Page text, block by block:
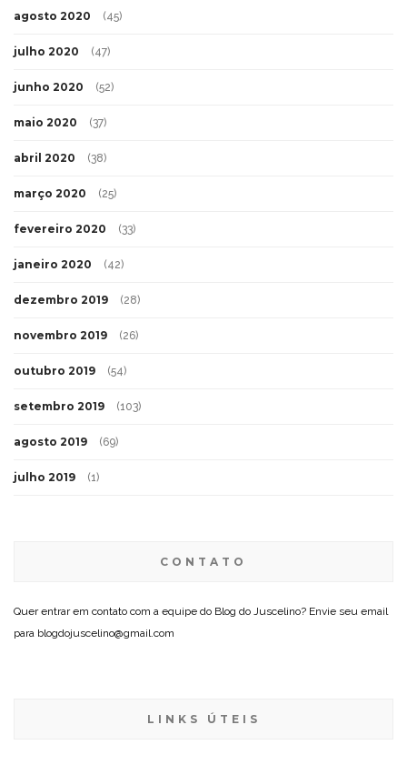
agosto 2020 (45)
julho 2020 (47)
junho 2020 (52)
maio 2020 (37)
abril 2020 (38)
março 2020 (25)
fevereiro 2020 (33)
janeiro 2020 (42)
dezembro 2019 (28)
novembro 2019 (26)
outubro 2019 (54)
setembro 2019 (103)
agosto 2019 (69)
julho 2019 (1)
CONTATO
Quer entrar em contato com a equipe do Blog do Juscelino? Envie seu email
para blogdojuscelino@gmail.com
LINKS ÚTEIS